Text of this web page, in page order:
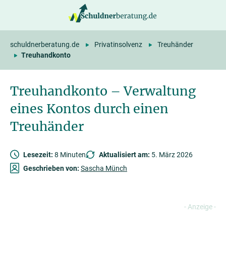
Treuhandkonto – Verwaltung
eines Kontos durch einen
Treuhänder
schuldnerberatung.de Privatinsolvenz
Treuhänder
Treuhandkonto
Lesezeit: 8 Minuten Aktualisiert am: 5. März 2026
Geschrieben von: Sascha Münch